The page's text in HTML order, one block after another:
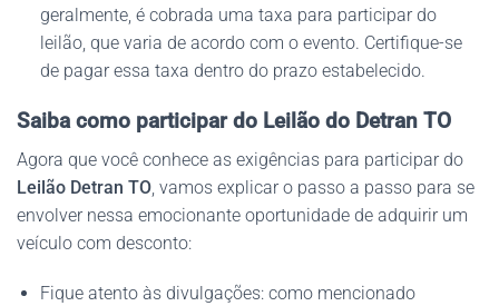
geralmente, é cobrada uma taxa para participar do
leilão, que varia de acordo com o evento. Certifique-se
de pagar essa taxa dentro do prazo estabelecido.
Saiba como participar do Leilão do Detran TO
Agora que você conhece as exigências para participar do
Leilão Detran TO , vamos explicar o passo a passo para se
envolver nessa emocionante oportunidade de adquirir um
veículo com desconto:
Fique atento às divulgações: como mencionado